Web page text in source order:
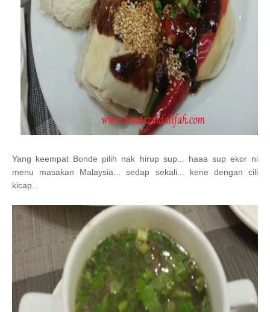
Yang keempat Bonde pilih nak hirup sup... haaa sup ekor ni
menu masakan Malaysia... sedap sekali... kene dengan cili
kicap...